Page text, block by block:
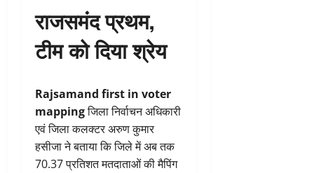
राजसमंद प्रथम,
टीम को दिया श्रेय
Rajsamand first in voter
mappingजिला निर्वाचन अधिकारी
एवं जिला कलक्टर अरुण कुमार
हसीजा ने बताया कि जिले में अब तक
70.37 प्रतिशत मतदाताओं की मैपिंग